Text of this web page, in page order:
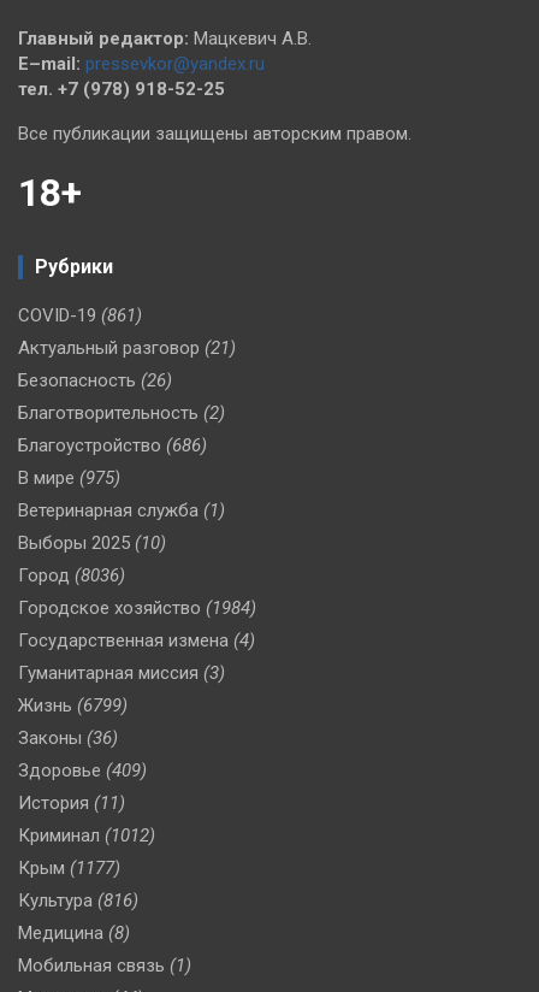
Главный редактор: Мацкевич А.В.
E–mail: pressevkor@yandex.ru
тел. +7 (978) 918-52-25
Все публикации защищены авторским правом.
18+
Рубрики
COVID-19 (861)
Актуальный разговор (21)
Безопасность (26)
Благотворительность (2)
Благоустройство (686)
В мире (975)
Ветеринарная служба (1)
Выборы 2025 (10)
Город (8036)
Городское хозяйство (1984)
Государственная измена (4)
Гуманитарная миссия (3)
Жизнь (6799)
Законы (36)
Здоровье (409)
История (11)
Криминал (1012)
Крым (1177)
Культура (816)
Медицина (8)
Мобильная связь (1)